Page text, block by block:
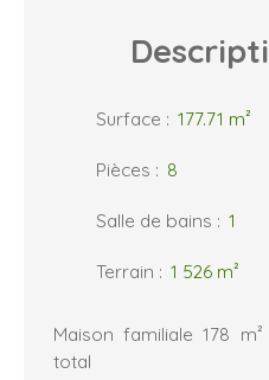
Surface : 177.71 m²
Pièces : 8
Salle de bains : 1
Terrain : 1 526 m²
Maison familiale 178
total